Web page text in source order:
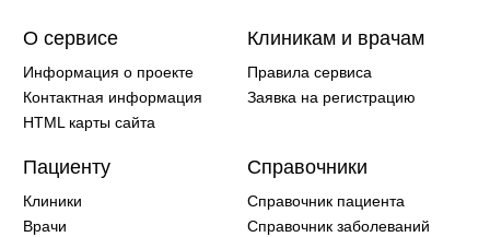
О сервисе
Информация о проекте
Контактная информация
HTML карты сайта
Клиникам и врачам
Правила сервиса
Заявка на регистрацию
Пациенту
Клиники
Врачи
Справочники
Справочник пациента
Справочник заболеваний